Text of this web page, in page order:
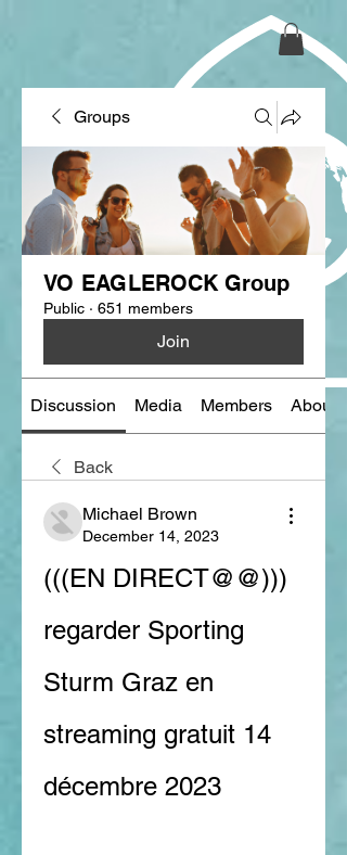
Groups
VO EAGLEROCK Group
Public · 651 members
Join
Discussion Media Members About
Back
Michael Brown
December 14, 2023
(((EN DIRECT@@)))
regarder Sporting
Sturm Graz en
streaming gratuit 14
décembre 2023